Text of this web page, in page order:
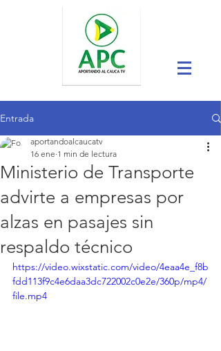
Entrada
Ministerio de Transporte
advirte a empresas por
alzas en pasajes sin
respaldo técnico
aportandoalcaucatv
16 ene 1 min de lectura
https://video.wixstatic.com/video/4eaa4e_f8b
fdd113f9c4e6daa3dc722002c0e2e/360p/mp4/
file.mp4